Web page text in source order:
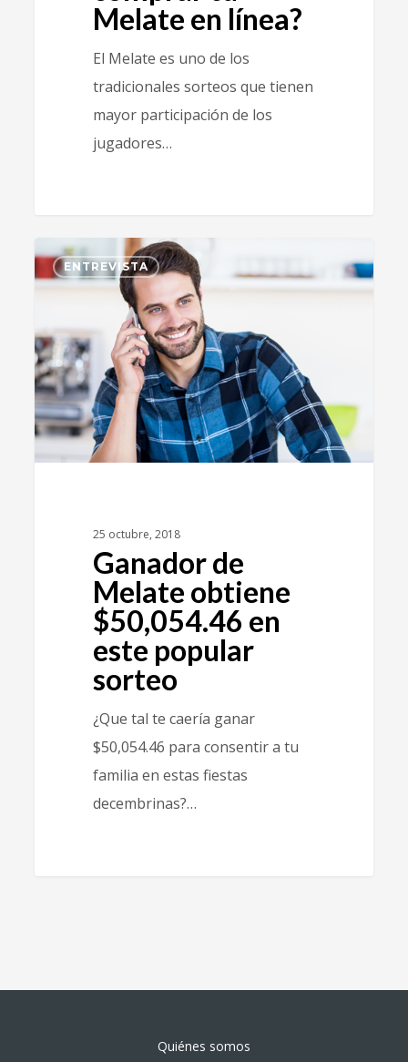
Melate en línea?
El Melate es uno de los
tradicionales sorteos que tienen
mayor participación de los
jugadores…
ENTREVISTA
25 octubre, 2018
Ganador de
Melate obtiene
$50,054.46 en
este popular
sorteo
¿Que tal te caería ganar
$50,054.46 para consentir a tu
familia en estas fiestas
decembrinas?…
12
Quiénes somos